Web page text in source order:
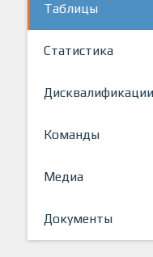
Таблицы
Статистика
Дисквалификации
Команды
Медиа
Документы